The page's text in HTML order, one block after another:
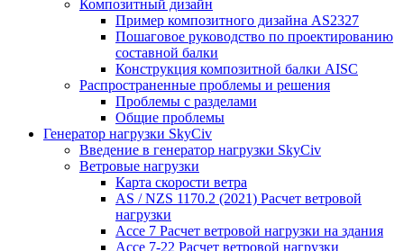
Композитный дизайн
Пример композитного дизайна AS2327
Пошаговое руководство по проектированию
составной балки
Конструкция композитной балки AISC
Распространенные проблемы и решения
Проблемы с разделами
Общие проблемы
Генератор нагрузки SkyCiv
Введение в генератор нагрузки SkyCiv
Ветровые нагрузки
Карта скорости ветра
AS / NZS 1170.2 (2021) Расчет ветровой
нагрузки
Ассе 7 Расчет ветровой нагрузки на здания
Ассе 7-22 Расчет ветровой нагрузки